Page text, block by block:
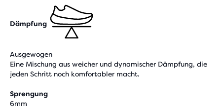
Dämpfung
Ausgewogen
Eine Mischung aus weicher und dynamischer Dämpfung, die
jeden Schritt noch komfortabler macht.
Sprengung
6mm